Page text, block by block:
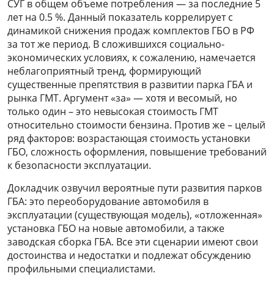
СУГ в общем объеме потребления — за последние 5
лет на 0.5 %. Данный показатель коррелирует с
динамикой снижения продаж комплектов ГБО в РФ
за тот же период. В сложившихся социально-
экономических условиях, к сожалению, намечается
неблагоприятный тренд, формирующий
существенные препятствия в развитии парка ГБА и
рынка ГМТ. Аргумент «за» — хотя и весомый, но
только один – это невысокая стоимость ГМТ
относительно стоимости бензина. Против же – целый
ряд факторов: возрастающая стоимость установки
ГБО, сложность оформления, повышение требований
к безопасности эксплуатации.
Докладчик озвучил вероятные пути развития парков
ГБА: это переоборудование автомобиля в
эксплуатации (существующая модель), «отложенная»
установка ГБО на новые автомобили, а также
заводская сборка ГБА. Все эти сценарии имеют свои
достоинства и недостатки и подлежат обсуждению
профильными специалистами.